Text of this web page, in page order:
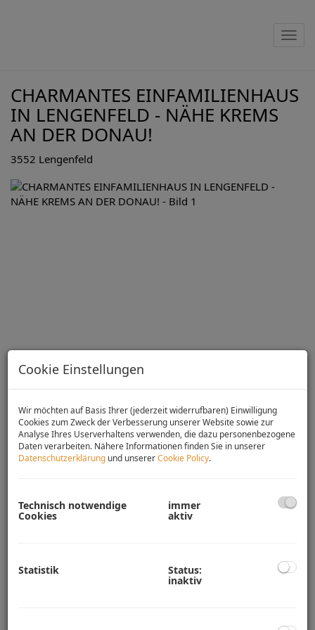
CHARMANTES EINFAMILIENHAUS
IN LENGENFELD - NÄHE KREMS
AN DER DONAU!
3552 Lengenfeld
Beschreibung
KREMS AN DER DONAU!
erwarten Sie insgesamt 4 Zimmer, Küche, Bad und WC. Von
Cookie Einstellungen
Wir möchten auf Basis Ihrer (jederzeit widerrufbaren) Einwilligung
Cookies zum Zweck der Verbesserung unserer Website sowie zur
Analyse Ihres Userverhaltens verwenden, die dazu personenbezogene
Daten verarbeiten. Nähere Informationen finden Sie in unserer
Datenschutzerklärung und unsererCookie Policy.
Technisch notwendige
Cookies
immer
aktiv
Statistik Status:
inaktiv